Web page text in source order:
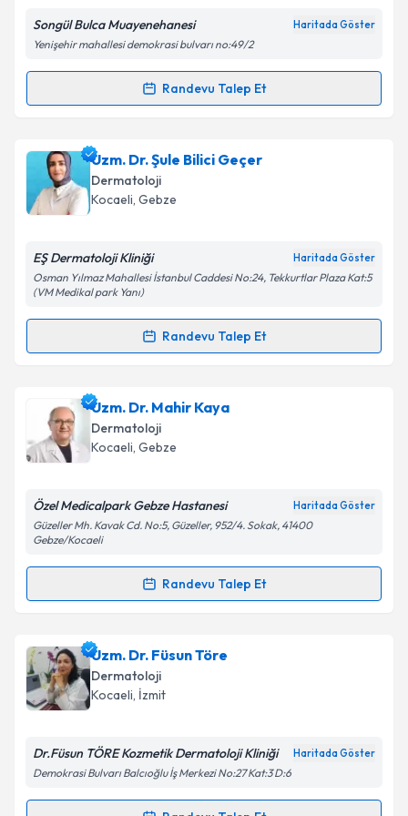
Kişisel verilerimin işlenmesine ilişkin
Metni'ni okudum ve kişisel verilerimin belirtilen
Takvim Talebini Gönder
Songül Bulca Muayenehanesi Haritada Göster
Yenişehir mahallesi demokrasi bulvarı no:49/2
Randevu Talep Et
Randevu Takvimi Talebi
Uzm. Dr. Songül Bulcaiçin randevu takvimi talebi
oluşturun. Size bu uzmandan randevu almanız için bir
takvim hazırlandığında e-posta ile bilgilendireceğiz.
Kişisel verilerimin işlenmesine ilişkinAydınlatma
'ni okudum ve kişisel verilerimin belirtilen
kapsamda işlenmesini kabul ediyorum.
Takvim Talebini Gönder
Uzm. Dr. Şule Bilici Geçer
Dermatoloji
Kocaeli, Gebze
EŞ Dermatoloji Kliniği Haritada Göster
Osman Yılmaz Mahallesi İstanbul Caddesi No:24, Tekkurtlar Plaza Kat:5
(VM Medikal park Yanı)
Randevu Talep Et
Randevu Takvimi Talebi
Uzm. Dr. Şule Bilici Geçeriçin randevu takvimi talebi
oluşturun. Size bu uzmandan randevu almanız için bir
takvim hazırlandığında e-posta ile bilgilendireceğiz.
Kişisel verilerimin işlenmesine ilişkinAydınlatma
'ni okudum ve kişisel verilerimin belirtilen
kapsamda işlenmesini kabul ediyorum.
Takvim Talebini Gönder
Uzm. Dr. Mahir Kaya
Dermatoloji
Kocaeli, Gebze
Özel Medicalpark Gebze Hastanesi Haritada Göster
Güzeller Mh. Kavak Cd. No:5, Güzeller, 952/4. Sokak, 41400
Gebze/Kocaeli
Randevu Talep Et
Randevu Takvimi Talebi
Uzm. Dr. Mahir Kayaiçin randevu takvimi talebi
oluşturun. Size bu uzmandan randevu almanız için bir
takvim hazırlandığında e-posta ile bilgilendireceğiz.
Uzm. Dr. Füsun Töre
Dermatoloji
Kocaeli, İzmit
Dr.Füsun TÖRE Kozmetik Dermatoloji Kliniği Haritada Göster
Demokrasi Bulvarı Balcıoğlu İş Merkezi No:27 Kat:3 D:6